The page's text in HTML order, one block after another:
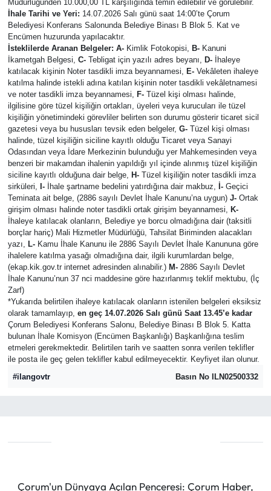
Müdürlüğünden 10.000,00 TL karşılığında temin edilebilir ve görülebilir.
İhale Tarihi ve Yeri: 14.07.2026 Salı günü saat 14:00’te Çorum
Belediyesi Konferans Salonunda Belediye Binası B Blok 5. Kat ve
Encümen huzurunda yapılacaktır.
İsteklilerde Aranan Belgeler: A-Kimlik Fotokopisi, B-Kanuni
İkametgah Belgesi, C-Tebligat için yazılı adres beyanı, D-İhaleye
katılacak kişinin Noter tasdikli imza beyannamesi, E-Vekâleten ihaleye
katılma halinde istekli adına katılan kişinin noter tasdikli vekâletnamesi
ve noter tasdikli imza beyannamesi, F-Tüzel kişi olması halinde,
ilgilisine göre tüzel kişiliğin ortakları, üyeleri veya kurucuları ile tüzel
kişiliğin yönetimindeki görevliler belirten son durumu gösterir ticaret sicil
gazetesi veya bu hususları tevsik eden belgeler, G-Tüzel kişi olması
halinde, tüzel kişiliğin siciline kayıtlı olduğu Ticaret veya Sanayi
Odasından veya İdare Merkezinin bulunduğu yer Mahkemesinden veya
benzeri bir makamdan ihalenin yapıldığı yıl içinde alınmış tüzel kişiliğin
siciline kayıtlı olduğuna dair belge, H-Tüzel kişiliğin noter tasdikli imza
sirküleri, I-İhale şartname bedelini yatırdığına dair makbuz, İ-Geçici
Teminata ait belge, (2886 sayılı Devlet İhale Kanunu’na uygun) J-Ortak
girişim olması halinde noter tasdikli ortak girişim beyannamesi, K-
İhaleye katılacak olanların, Belediye ye borcu olmadığına dair (taksitli
borçlar hariç) Mali Hizmetler Müdürlüğü, Tahsilat Biriminden alacakları
yazı, L-Kamu İhale Kanunu ile 2886 Sayılı Devlet İhale Kanununa göre
ihalelere katılma yasağı olmadığına dair, ilgili kurumlardan belge,
(ekap.kik.gov.tr internet adresinden alınabilir.) M-2886 Sayılı Devlet
İhale Kanunu’nun 37 nci maddesine göre hazırlanmış teklif mektubu, (İç
Zarf)
*Yukarıda belirtilen ihaleye katılacak olanların istenilen belgeleri eksiksiz
olarak tamamlayıp, en geç 14.07.2026 Salı günü Saat 13.45’e kadar
Çorum Belediyesi Konferans Salonu, Belediye Binası B Blok 5. Katta
bulunan İhale Komisyon (Encümen Başkanlığı) Başkanlığına teslim
etmeleri gerekmektedir. Belirtilen tarih ve saatten sonra verilen teklifler
ile posta ile geç gelen teklifler kabul edilmeyecektir. Keyfiyet ilan olunur.
#ilangovtr
Basın No ILN02500332
Çorum'un Dünyaya Açılan Penceresi: Çorum Haber,
İskilip Haberleri
Kargı Haberleri
Kimdir?
Kültür Sanat
Laçin Haberleri
Magazin
Mecitözü Haberleri
Oğuzlar Haberleri
Ortaköy Haberleri
Osmancık Haberleri
Otomotiv
Resmi İlan